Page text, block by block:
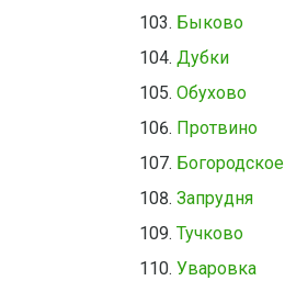
Быково
Дубки
Обухово
Протвино
Богородское
Запрудня
Тучково
Уваровка